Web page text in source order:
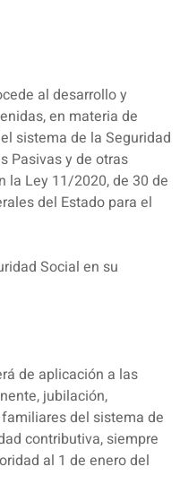
al desarrollo y
en materia de
sistema de la Seguridad
Pasivas y de otras
la Ley 11/2020, de 30 de
del Estado para el
Social en su
de aplicación a las
jubilación,
del sistema de
contributiva, siempre
al 1 de enero del